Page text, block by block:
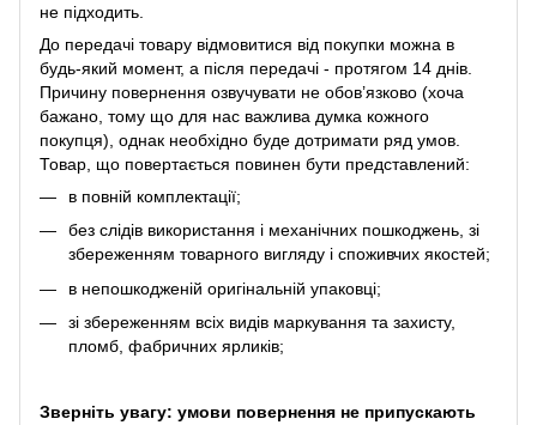
не підходить.
До передачі товару відмовитися від покупки можна в
будь-який момент, а після передачі - протягом 14 днів.
Причину повернення озвучувати не обов’язково (хоча
бажано, тому що для нас важлива думка кожного
покупця), однак необхідно буде дотримати ряд умов.
Товар, що повертається повинен бути представлений:
в повній комплектації;
без слідів використання і механічних пошкоджень, зі
збереженням товарного вигляду і споживчих якостей;
в непошкодженій оригінальній упаковці;
зі збереженням всіх видів маркування та захисту,
пломб, фабричних ярликів;
Зверніть увагу: умови повернення не припускають